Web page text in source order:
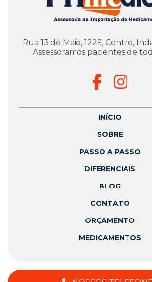
Rua 13 de Maio, 1229, Centro,
Assessoramos pacientes de
INÍCIO
SOBRE
PASSO A PASSO
DIFERENCIAIS
BLOG
CONTATO
ORÇAMENTO
MEDICAMENTOS